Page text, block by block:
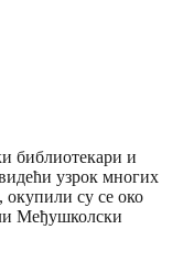
библиотекари и
узрок многих
су се око
Међушколски